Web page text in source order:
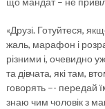
«Друзі. Готуйтеся,
жаль, марафон і
різними і, очевидно
та дівчата, які там,
говорять –- передай
знаю чим чоловік з